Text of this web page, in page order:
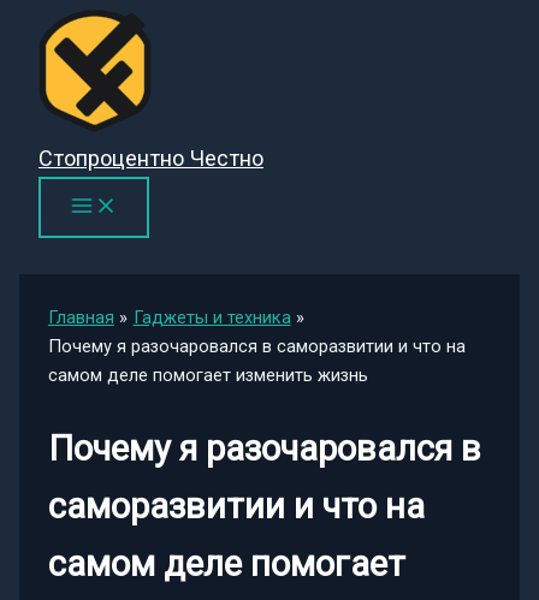
Перейти
содержимому
Стопроцентно Честно
Главная
Гаджеты и техника
Почему я разочаровался в саморазвитии и что на
самом деле помогает изменить жизнь
Почему я разочаровался в
саморазвитии и что на
самом деле помогает